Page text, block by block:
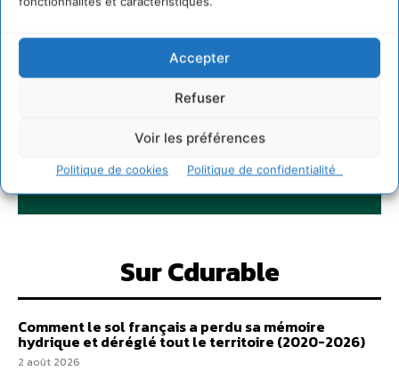
Accepter
Refuser
Voir les préférences
Politique de cookies Politique de confidentialité
Sur Cdurable
Comment le sol français a perdu sa mémoire
hydrique et déréglé tout le territoire (2020-2026)
2 août 2026